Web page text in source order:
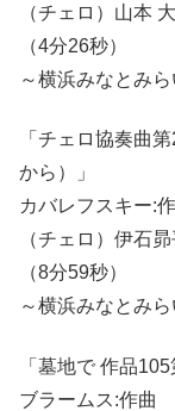
（チェロ）山本
（4分26秒）
～横浜みなとみ
「チェロ協奏曲
から）」
カバレフスキー:
（チェロ）伊石
（8分59秒）
～横浜みなとみ
「墓地で 作品105
ブラームス:作曲